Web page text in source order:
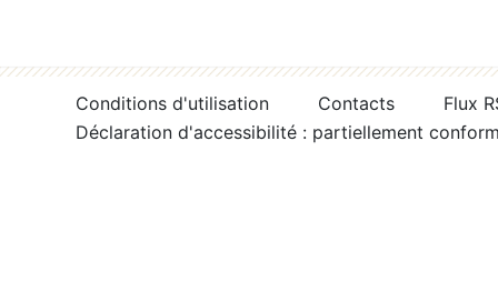
Conditions d'utilisation Contacts
Flux
Déclaration d'accessibilité : partiellement